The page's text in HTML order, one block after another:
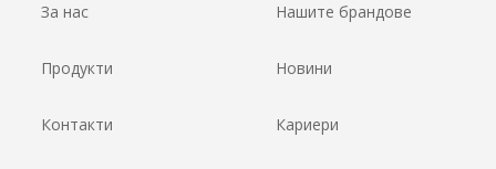
За нас Нашите брандове
Продукти Новини
Контакти Кариери